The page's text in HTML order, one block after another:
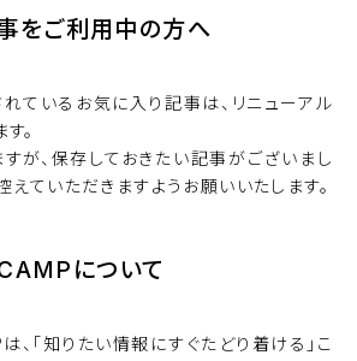
をご利用中の方へ
ているお気に入り記事は、リニューアル
。
が、保存しておきたい記事がございまし
えていただきますようお願いいたします。
について
「知りたい情報にすぐたどり着ける」こ